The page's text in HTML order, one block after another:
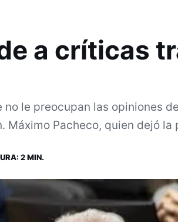
a críticas
le preocupan las opiniones
Máximo Pacheco, quien dejó la
2 MIN.